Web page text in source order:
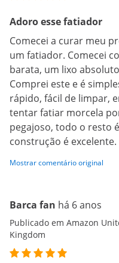
Adoro esse fatiador
Comecei a curar meu
um fatiador. Comecei
barata, um lixo
Comprei este e é
rápido, fácil de limpar,
tentar fatiar morcela
pegajoso, todo o resto
construção é excelente.
Mostrar comentário original
Barca fan há 6 anos
Publicado em Amazon
Kingdom